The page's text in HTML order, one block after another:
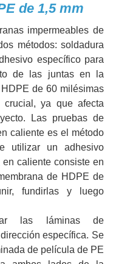
de 1,5 mm
impermeables de
métodos: soldadura
específico para
de las juntas en la
de 60 milésimas
ya que afecta
Las pruebas de
caliente es el método
utilizar un adhesivo
caliente consiste en
de HDPE de
fundirlas y luego
las láminas de
específica. Se
de película de PE